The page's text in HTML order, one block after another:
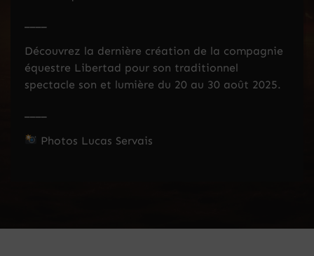
LES SPECTACLES
Découvrez la dernière création de la compagnie
équestre Libertad pour son traditionnel
spectacle son et lumière du 20 au 30 août 2025.
Photos Lucas Servais